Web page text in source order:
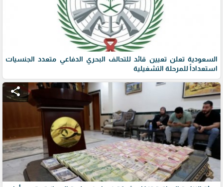
السعودية تعلن تعيين قائد للتحالف البحري الدفاعي متعدد الجنسيات
استعداداً للمرحلة التشغيلية
share